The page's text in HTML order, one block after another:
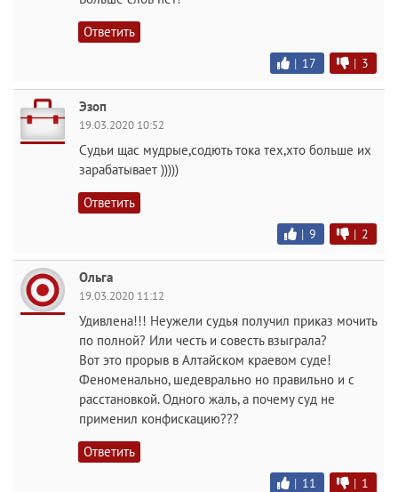
Ответить
| 17 | 3
Эзоп
19.03.2020 10:52
Судьи щас мудрые,содють тока тех,хто больше их
зарабатывает )))))
Ответить
| 9 | 2
Ольга
19.03.2020 11:12
Удивлена!!! Неужели судья получил приказ мочить
по полной? Или честь и совесть взыграла?
Вот это прорыв в Алтайском краевом суде!
Феноменально, шедеврально но правильно и с
расстановкой. Одного жаль, а почему суд не
применил конфискацию???
Ответить
| 11 | 1